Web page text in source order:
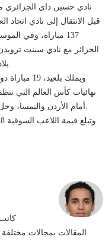
137 مباراة، وفي
ويملك
نهائيات كأس العالم التي
المقالات بمجالات